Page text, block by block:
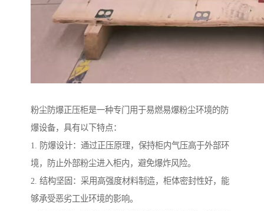
粉尘防爆正压柜是一种专门用于易燃易爆粉尘环境的防
爆设备，具有以下特点：
1. 防爆设计：通过正压原理，保持柜内气压高于外部环
境，防止外部粉尘进入柜内，避免爆炸风险。
2. 结构坚固：采用高强度材料制造，柜体密封性好，能
够承受恶劣工业环境的影响。